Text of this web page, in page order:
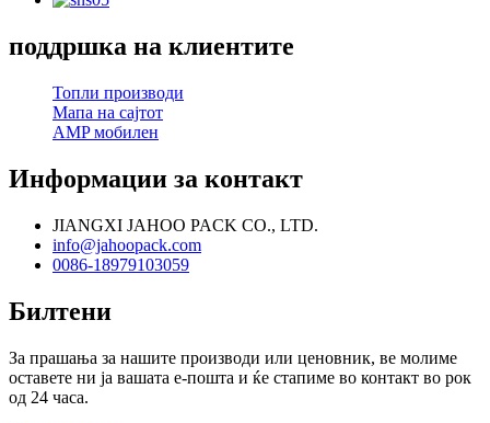
поддршка на клиентите
Топли производи
Мапа на сајтот
AMP мобилен
Информации за контакт
JIANGXI JAHOO PACK CO., LTD.
info@jahoopack.com
0086-18979103059
Билтени
За прашања за нашите производи или ценовник, ве молиме
оставете ни ја вашата е-пошта и ќе стапиме во контакт во рок
од 24 часа.